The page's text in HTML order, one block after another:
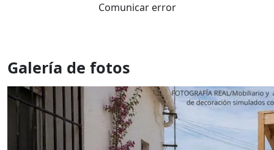
Comunicar error
Galería de fotos